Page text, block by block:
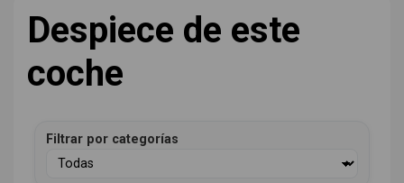
Despiece de este
coche
Filtrar por categorías